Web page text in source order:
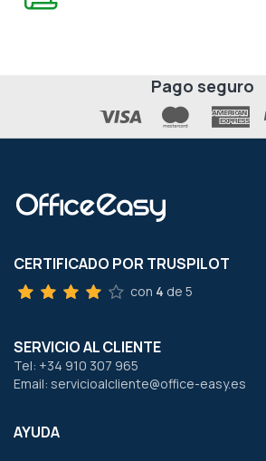
Pago seguro
CERTIFICADO POR TRUSPILOT
con 4 de 5
SERVICIO AL CLIENTE
Tel: +34 910 307 965
Email: servicioalcliente@office-easy.es
AYUDA